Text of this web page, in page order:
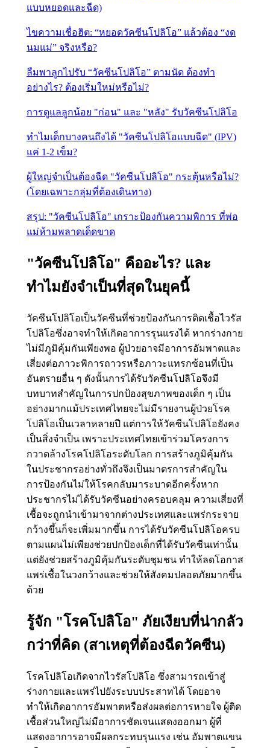
แบบหยอดและฉีด)
ไขความเชื่อฮิต: “หยอดวัคซีนโปลิโอ” แล้วต้อง “งด
นมแม่” จริงหรือ?
ลืมพาลูกไปรับ “วัคซีนโปลิโอ” ตามนัด ต้องทำ
อย่างไร? ต้องเริ่มใหม่หรือไม่?
การดูแลลูกน้อย "ก่อน" และ "หลัง" รับวัคซีนโปลิโอ
ทำไมเด็กบางคนถึงได้ "วัคซีนโปลิโอแบบฉีด" (IPV)
แค่ 1-2 เข็ม?
ผู้ใหญ่จำเป็นต้องฉีด "วัคซีนโปลิโอ" กระตุ้นหรือไม่?
(โดยเฉพาะกลุ่มที่ต้องเดินทาง)
สรุป: "วัคซีนโปลิโอ" เกราะป้องกันความพิการ ที่พ่อ
แม่ห้ามพลาดเด็ดขาด
"วัคซีนโปลิโอ" คืออะไร? และ
ทำไมยังจำเป็นที่สุดในยุคนี้
วัคซีนโปลิโอเป็นวัคซีนที่ช่วยป้องกันการติดเชื้อไวรัส
โปลิโอซึ่งอาจทำให้เกิดอาการรุนแรงได้ หากร่างกาย
ไม่มีภูมิคุ้มกันเพียงพอ ผู้ป่วยอาจมีอาการอัมพาตและ
เสี่ยงต่อภาวะพิการถาวรหรือภาวะแทรกซ้อนที่เป็น
อันตรายอื่น ๆ ดังนั้นการได้รับวัคซีนโปลิโอจึงมี
บทบาทสำคัญในการปกป้องสุขภาพของเด็ก ๆ เป็น
อย่างมากแม้ประเทศไทยจะไม่มีรายงานผู้ป่วยโรค
โปลิโอเป็นเวลาหลายปี แต่การให้วัคซีนโปลิโอยังคง
เป็นสิ่งจำเป็น เพราะประเทศไทยเข้าร่วมโครงการ
กวาดล้างโรคโปลิโอระดับโลก การสร้างภูมิคุ้มกัน
ในประชากรอย่างทั่วถึงจึงเป็นมาตรการสำคัญใน
การป้องกันไม่ให้โรคกลับมาระบาดอีกครั้งหาก
ประชากรไม่ได้รับวัคซีนอย่างครอบคลุม ความเสี่ยงที่
เชื้อจะถูกนำเข้ามาจากต่างประเทศและแพร่กระจาย
กว้างขึ้นก็จะเพิ่มมากขึ้น การได้รับวัคซีนโปลิโอครบ
ตามแผนไม่เพียงช่วยปกป้องเด็กที่ได้รับวัคซีนเท่านั้น
แต่ยังช่วยสร้างภูมิคุ้มกันระดับชุมชน ทำให้ลดโอกาส
แพร่เชื้อในวงกว้างและช่วยให้สังคมปลอดภัยมากขึ้น
ด้วย
รู้จัก "โรคโปลิโอ" ภัยเงียบที่น่ากลัว
กว่าที่คิด (สาเหตุที่ต้องฉีดวัคซีน)
โรคโปลิโอเกิดจากไวรัสโปลิโอ ซึ่งสามารถเข้าสู่
ร่างกายและแพร่ไปยังระบบประสาทได้ โดยอาจ
ทำให้เกิดอาการอัมพาตหรือส่งผลต่อการหายใจ ผู้ติด
เชื้อส่วนใหญ่ไม่มีอาการชัดเจนแสดงออกมา ผู้ที่
แสดงอาการอาจมีผลกระทบรุนแรง เช่น อัมพาตแขน